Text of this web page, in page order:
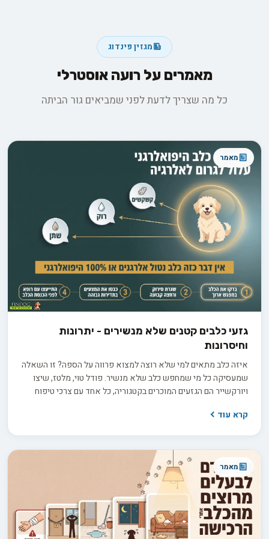
מגזין פינדוג
מאמרים על רועה אוסטרלי
כל מה שצריך לדעת לפני שמביאים גור הביתה
מאמר
גזעי כלבים קטנים שלא מנשירים - יתרונות
וחיסרונות
איזה כלב מתאים למי שלא רוצה למצוא פרווה על הספה? זו השאלה
שמעסיקה כל מי שמחפש כלב שלא מנשיר. פודל טוי, מלטז, שיצו
ויורקשייר הם הגזעים המוכרים בקטגוריה, כל אחד עם צרכי טיפוח
קרא עוד
מאמר